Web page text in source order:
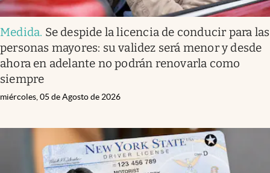
Medida. Se despide la licencia de conducir para las
personas mayores: su validez será menor y desde
ahora en adelante no podrán renovarla como
siempre
miércoles, 05 de Agosto de 2026